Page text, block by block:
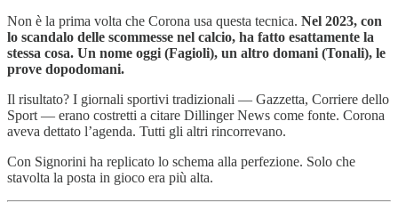
Non è la prima volta che Corona usa questa tecnica. Nel 2023, con
lo scandalo delle scommesse nel calcio, ha fatto esattamente la
stessa cosa. Un nome oggi (Fagioli), un altro domani (Tonali), le
prove dopodomani.
Il risultato? I giornali sportivi tradizionali — Gazzetta, Corriere dello
Sport — erano costretti a citare Dillinger News come fonte. Corona
aveva dettato l’agenda. Tutti gli altri rincorrevano.
Con Signorini ha replicato lo schema alla perfezione. Solo che
stavolta la posta in gioco era più alta.